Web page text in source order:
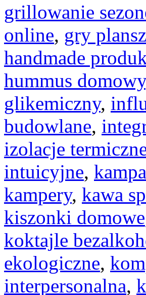
grillowanie
online, gry
handmade
hummus domowy
glikemiczny,
budowlane,
izolacje
intuicyjne,
kampery, kawa
kiszonki domowe
koktajle
ekologiczne,
interpersonalna,